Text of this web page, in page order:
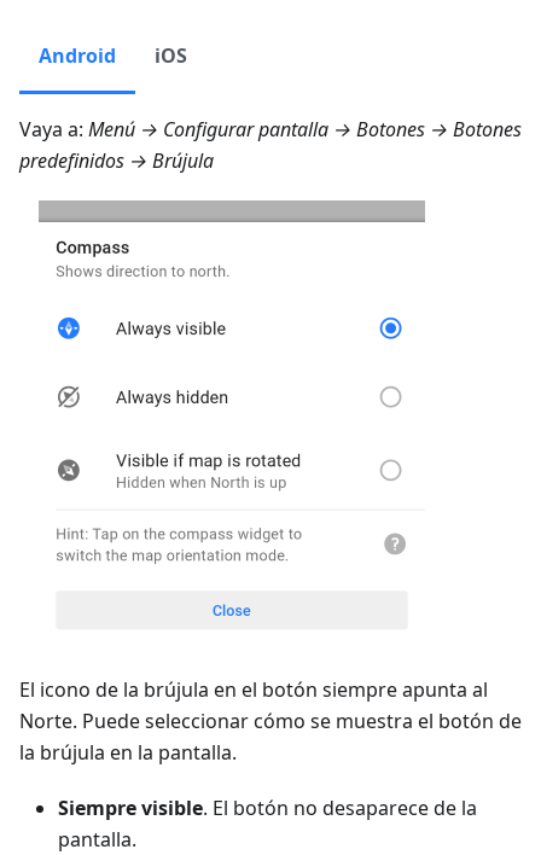
Android iOS
Vaya a: Menú → Configurar pantalla → Botones → Botones
predefinidos → Brújula
El icono de la brújula en el botón siempre apunta al
Norte. Puede seleccionar cómo se muestra el botón de
la brújula en la pantalla.
Siempre visible. El botón no desaparece de la
pantalla.